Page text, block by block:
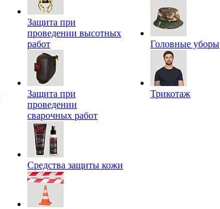
Защита при
проведении высотных
работ
Защита при
проведении
сварочных работ
Средства защиты кожи
Головные уборы
Трикотаж